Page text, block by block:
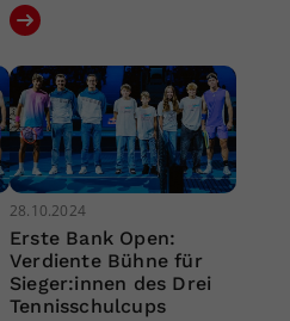
28.10.2024
Erste Bank Open:
Verdiente Bühne für
Sieger:innen des Drei
Tennisschulcups